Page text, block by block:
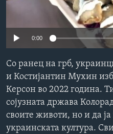
ИНТЕРВЈУА
720p
0:00
Со ранец на грб,
и Костијантин Мухин
Керсон во 2022 година.
сојузната држава
своите животи, но и да
украинската култура.